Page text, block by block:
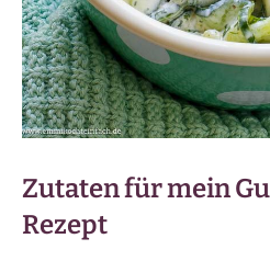
Zutaten für mein
Rezept